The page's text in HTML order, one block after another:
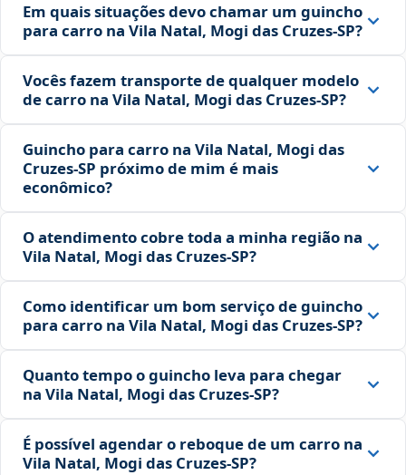
Em quais situações devo chamar um guincho
para carro na Vila Natal, Mogi das Cruzes‑SP?
Vocês fazem transporte de qualquer modelo
de carro na Vila Natal, Mogi das Cruzes‑SP?
Guincho para carro na Vila Natal, Mogi das
Cruzes‑SP próximo de mim é mais
econômico?
O atendimento cobre toda a minha região na
Vila Natal, Mogi das Cruzes‑SP?
Como identificar um bom serviço de guincho
para carro na Vila Natal, Mogi das Cruzes‑SP?
Quanto tempo o guincho leva para chegar
na Vila Natal, Mogi das Cruzes‑SP?
É possível agendar o reboque de um carro na
Vila Natal, Mogi das Cruzes‑SP?